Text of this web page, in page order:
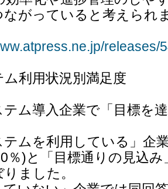
ながっていると考えられ
releases/
利用状況別満足度
テム導入企業で「目標を
テムを利用している」企
％)と「目標通りの見込
ました。